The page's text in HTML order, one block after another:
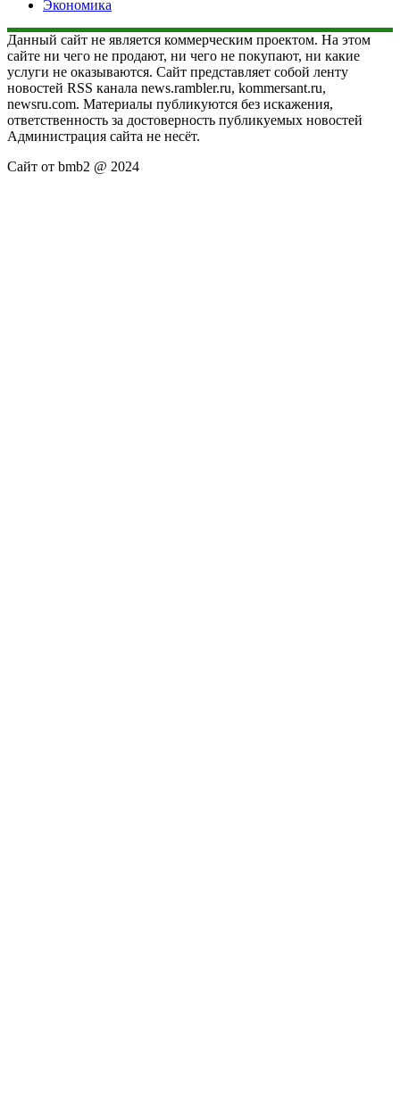
Экономика
Данный сайт не является коммерческим проектом. На этом
сайте ни чего не продают, ни чего не покупают, ни какие
услуги не оказываются. Сайт представляет собой ленту
новостей RSS канала news.rambler.ru, kommersant.ru,
newsru.com. Материалы публикуются без искажения,
ответственность за достоверность публикуемых новостей
Администрация сайта не несёт.
Сайт от bmb2 @ 2024